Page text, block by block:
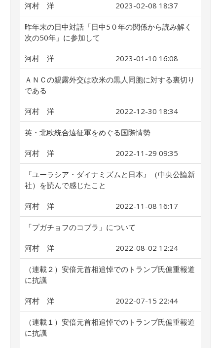
河村 洋 2023-02-08 18:37
昨年末の日中対話「日中5０年の関係から読み解く
次の50年」に参加して
河村 洋 2023-01-10 16:08
ＡＮＣの親露外交は欧米の黒人同胞に対する裏切り
である
河村 洋 2022-12-30 18:34
英・北欧統合遠征軍をめぐる国際情勢
河村 洋 2022-11-29 09:35
『ユーラシア・ダイナミズムと日本』（中央公論新
社）を読んで感じたこと
河村 洋 2022-11-08 16:17
「プガチョフのコブラ」について
河村 洋 2022-08-02 12:24
（連載２）安倍元首相追悼でのトランプ氏偏重報道
に抗議
河村 洋 2022-07-15 22:44
（連載１）安倍元首相追悼でのトランプ氏偏重報道
に抗議